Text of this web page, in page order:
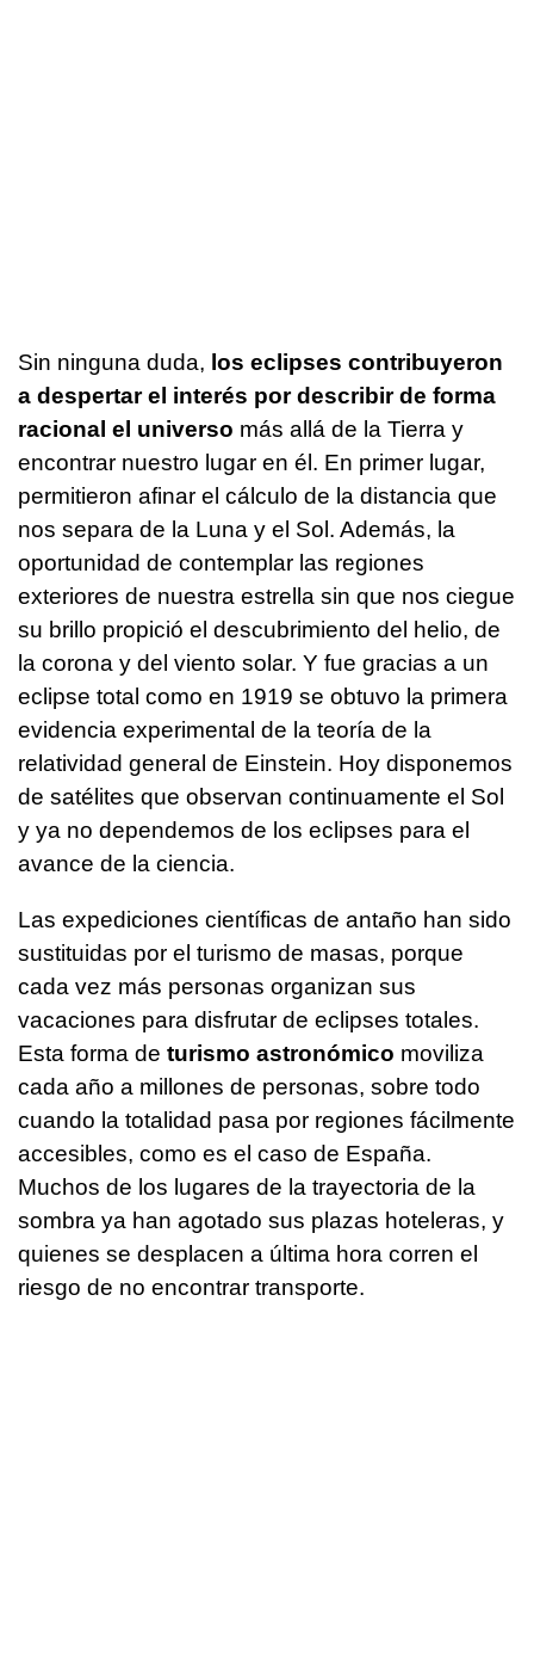
Sin ninguna duda, los eclipses contribuyeron
a despertar el interés por describir de forma
racional el universo más allá de la Tierra y
encontrar nuestro lugar en él. En primer lugar,
permitieron afinar el cálculo de la distancia que
nos separa de la Luna y el Sol. Además, la
oportunidad de contemplar las regiones
exteriores de nuestra estrella sin que nos ciegue
su brillo propició el descubrimiento del helio, de
la corona y del viento solar. Y fue gracias a un
eclipse total como en 1919 se obtuvo la primera
evidencia experimental de la teoría de la
relatividad general de Einstein. Hoy disponemos
de satélites que observan continuamente el Sol
y ya no dependemos de los eclipses para el
avance de la ciencia.
Las expediciones científicas de antaño han sido
sustituidas por el turismo de masas, porque
cada vez más personas organizan sus
vacaciones para disfrutar de eclipses totales.
Esta forma de turismo astronómico moviliza
cada año a millones de personas, sobre todo
cuando la totalidad pasa por regiones fácilmente
accesibles, como es el caso de España.
Muchos de los lugares de la trayectoria de la
sombra ya han agotado sus plazas hoteleras, y
quienes se desplacen a última hora corren el
riesgo de no encontrar transporte.